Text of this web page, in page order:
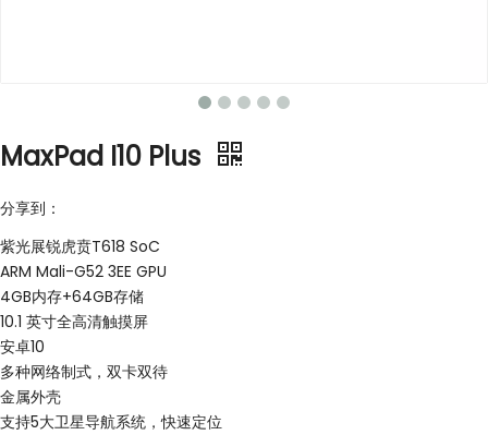
MaxPad I10 Plus
分享到：
紫光展锐虎贲T618 SoC
ARM Mali-G52 3EE GPU
4GB内存+64GB存储
10.1 英寸全高清触摸屏
安卓10
多种网络制式，双卡双待
金属外壳
支持5大卫星导航系统，快速定位